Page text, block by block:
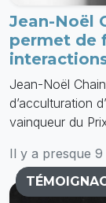
Jean-Noël
permet de
Jean-Noël
d’acculturation
vainqueur du
Il y a presque 9